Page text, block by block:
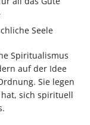
Seele
Spiritualismus
auf der Idee
Sie legen
sich spirituell